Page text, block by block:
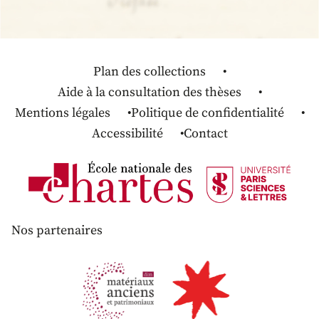
Plan des collections
Aide à la consultation des thèses
Mentions légales
Politique de confidentialité
Accessibilité
Contact
Nos partenaires